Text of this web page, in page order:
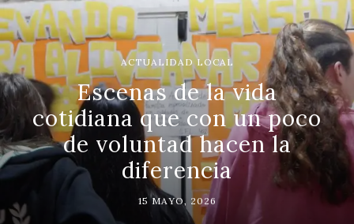
ACTUALIDAD LOCAL
Escenas de la vida
cotidiana que con un poco
de voluntad hacen la
diferencia
15 MAYO, 2026